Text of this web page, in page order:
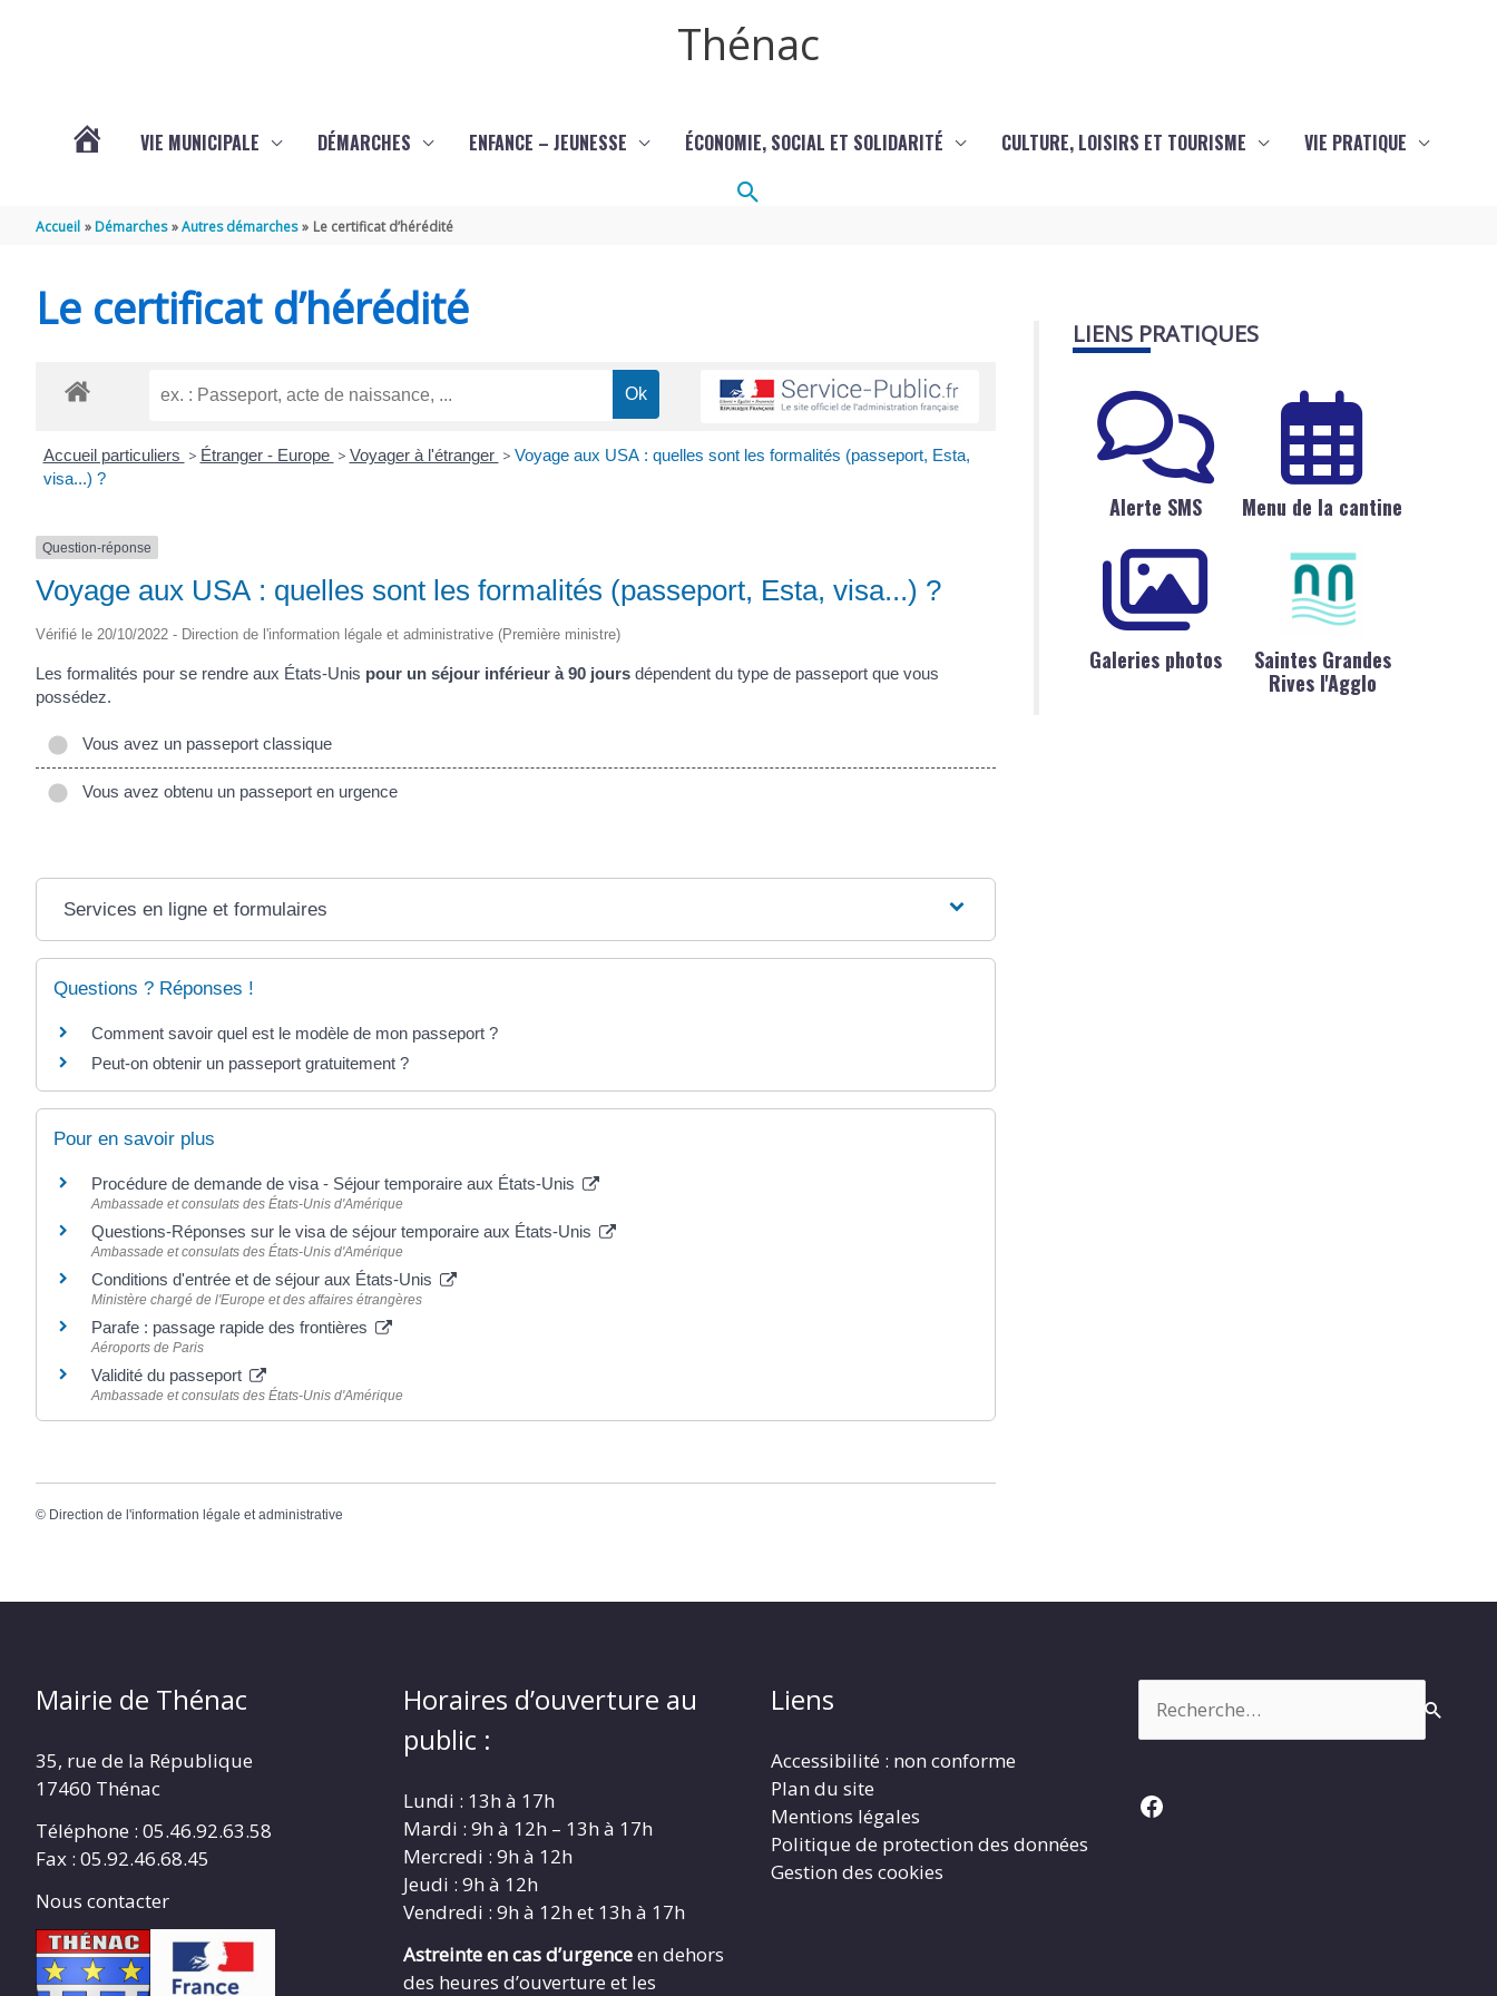
Thénac
THÉNAC
VIE MUNICIPALE DÉMARCHES ENFANCE – JEUNESSE ÉCONOMIE, SOCIAL ET SOLIDARITÉ CULTURE, LOISIRS ET TOURISME VIE PRATIQUE
Rechercher
Accueil Démarches Autres démarches Le certificat d’hérédité
Le certificat d’hérédité
Accueil particuliers > Étranger - Europe > Voyager à l'étranger > Voyage aux USA : quelles sont les formalités (passeport, Esta,
visa...) ?
Question-réponse
Voyage aux USA : quelles sont les formalités (passeport, Esta, visa...) ?
Vérifié le 20/10/2022 - Direction de l'information légale et administrative (Première ministre)
Les formalités pour se rendre aux États-Unis pour un séjour inférieur à 90 jours dépendent du type de passeport que vous
possédez.
Vous avez un passeport classique
Vous avez obtenu un passeport en urgence
Services en ligne et formulaires
Questions ? Réponses !
Comment savoir quel est le modèle de mon passeport ?
Peut-on obtenir un passeport gratuitement ?
Pour en savoir plus
Procédure de demande de visa - Séjour temporaire aux États-Unis
Ambassade et consulats des États-Unis d'Amérique
Questions-Réponses sur le visa de séjour temporaire aux États-Unis
Ambassade et consulats des États-Unis d'Amérique
Conditions d'entrée et de séjour aux États-Unis
Ministère chargé de l'Europe et des affaires étrangères
Parafe : passage rapide des frontières
Aéroports de Paris
Validité du passeport
Ambassade et consulats des États-Unis d'Amérique
© Direction de l'information légale et administrative
LIENS PRATIQUES
Alerte SMS Menu de la cantine
Galeries photos
Saintes Grandes
Rives l'Agglo
Mairie de Thénac
35, rue de la République
17460 Thénac
Téléphone : 05.46.92.63.58
Fax : 05.92.46.68.45
Nous contacter
Horaires d’ouverture au
public :
Lundi : 13h à 17h
Mardi : 9h à 12h – 13h à 17h
Mercredi : 9h à 12h
Jeudi : 9h à 12h
Vendredi : 9h à 12h et 13h à 17h
Astreinte en cas d’urgenceen dehors
des heures d’ouverture et les
Liens
Accessibilité : non conforme
Plan du site
Mentions légales
Politique de protection des données
Gestion des cookies
Facebook